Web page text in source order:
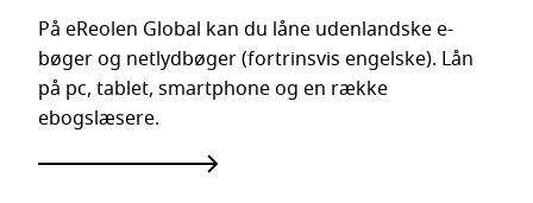
På eReolen Global kan du låne udenlandske e-
bøger og netlydbøger (fortrinsvis engelske). Lån
på pc, tablet, smartphone og en række
ebogslæsere.